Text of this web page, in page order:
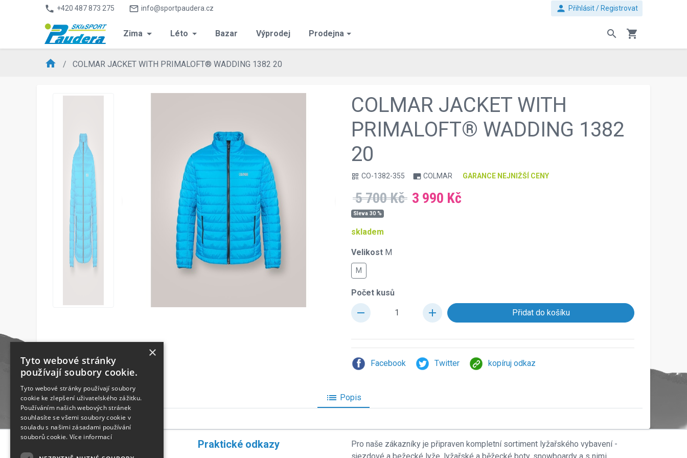
phone +420 487 873 275 mail_outline info@sportpaudera.cz person Přihlásit / Registrovat
Zima Léto Bazar Výprodej Prodejna search shopping_cart
home COLMAR JACKET WITH PRIMALOFT® WADDING 1382 20
chevron_right
COLMAR JACKET WITH
PRIMALOFT® WADDING 1382
20
qr_code CO-1382-355 branding_watermark COLMAR GARANCE NEJNIŽŠÍ CENY
5 700 Kč 3 990 Kč
Sleva 30 %
skladem
Velikost M
M
Počet kusů
remove add
Facebook Twitter kopíruj odkaz
list Popis
Praktické odkazy
Pro naše zákazníky je připraven kompletní sortiment lyžařského vybavení -
sjezdové a bežecké lyže, lyžařské a běžecké boty, snowboardy a s nimi
×
Tyto webové stránky
používají soubory cookie.
Tyto webové stránky používají soubory
cookie ke zlepšení uživatelského zážitku.
Používáním našich webových stránek
souhlasíte se všemi soubory cookie v
souladu s našimi zásadami používání
souborů cookie. Více informací